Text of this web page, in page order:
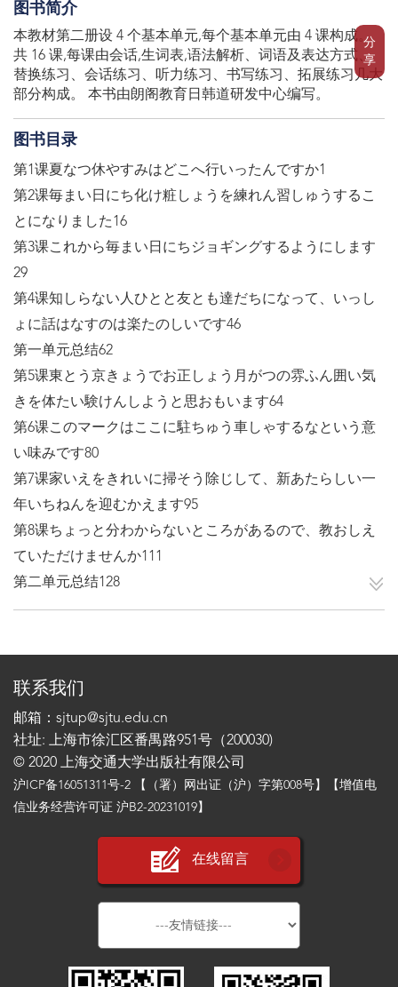
分
享
图书简介
本教材第二册设 4 个基本单元,每个基本单元由 4 课构成。
共 16 课,每课由会话,生词表,语法解析、词语及表达方式、
替换练习、会话练习、听力练习、书写练习、拓展练习几大
部分构成。 本书由朗阁教育日韩道研发中心编写。
图书目录
第1课夏なつ休やすみはどこへ行いったんですか1
第2课毎まい日にち化け粧しょうを練れん習しゅうするこ
とになりました16
第3课これから毎まい日にちジョギングするようにします
29
第4课知しらない人ひとと友とも達だちになって、いっし
ょに話はなすのは楽たのしいです46
第一单元总结62
第5课東とう京きょうでお正しょう月がつの雰ふん囲い気
きを体たい験けんしようと思おもいます64
第6课このマークはここに駐ちゅう車しゃするなという意
い味みです80
第7课家いえをきれいに掃そう除じして、新あたらしい一
年いちねんを迎むかえます95
第8课ちょっと分わからないところがあるので、教おしえ
ていただけませんか111
第二单元总结128
联系我们
邮箱：sjtup@sjtu.edu.cn
社址: 上海市徐汇区番禺路951号（200030)
© 2020 上海交通大学出版社有限公司
沪ICP备16051311号-2 【（署）网出证（沪）字第008号】【增值电
信业务经营许可证 沪B2-20231019】
在线留言